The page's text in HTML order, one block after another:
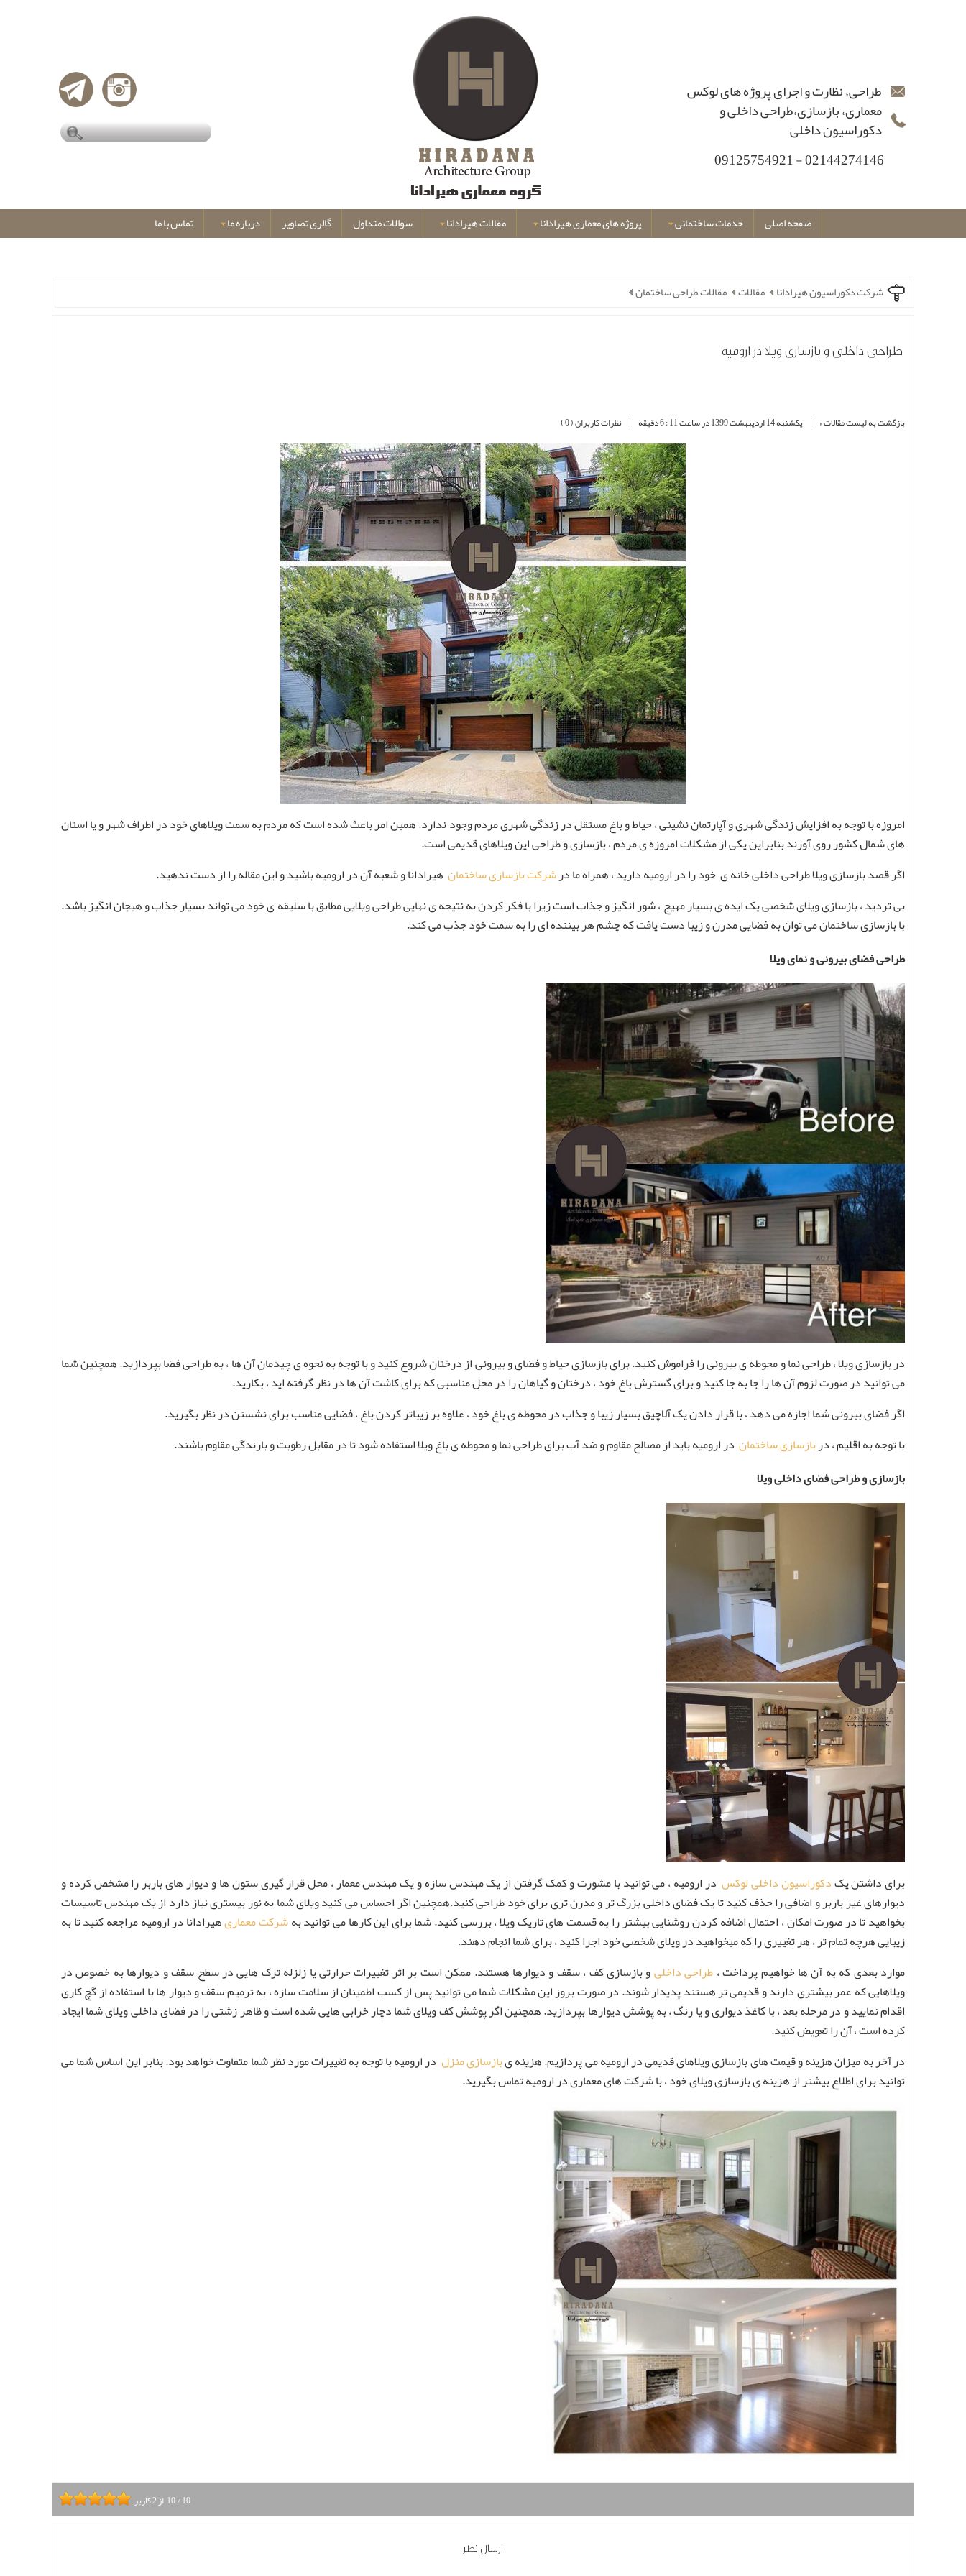
طراحی، نظارت و اجرای پروژه های لوکس
معماری، بازسازی،طراحی داخلی و
دکوراسیون داخلی
02144274146 - 09125754921
صفحه اصلی خدمات ساختمانی پروژه های معماری هیرادانا مقالات هیرادانا سوالات متداول گالری تصاویر درباره ما تماس با ما
شرکت دکوراسیون هیرادانا مقالات مقالات طراحی ساختمان
طراحی داخلی و بازسازی ویلا در ارومیه
بازگشت به لیست مقالات » | یکشنبه 14 ارديبهشت 1399 در ساعت 11 : 6 دقیقه | نظرات کاربران ( 0 )
امروزه با توجه به افزایش زندگی شهری و آپارتمان نشینی ، حیاط و باغ مستقل در زندگی شهری مردم وجود ندارد. همین امر باعث شده است که مردم به سمت ویلاهای خود در اطراف شهر و یا استان
های شمال کشور روی آورند بنابراین یکی از مشکلات امروزه ی مردم ، بازسازی و طراحی این ویلاهای قدیمی است.
اگر قصد بازسازی ویلا طراحی داخلی خانه ی خود را در ارومیه دارید ، همراه ما درشرکت بازسازی ساختمانهیرادانا و شعبه آن در ارومیه باشید و این مقاله را از دست ندهید.
بی تردید ، بازسازی ویلای شخصی یک ایده ی بسیار مهیج ، شور انگیز و جذاب است زیرا با فکر کردن به نتیجه ی نهایی طراحی ویلایی مطابق با سلیقه ی خود می تواند بسیار جذاب و هیجان انگیز باشد.
با بازسازی ساختمان می توان به فضایی مدرن و زیبا دست یافت که چشم هر بیننده ای را به سمت خود جذب می کند.
طراحی فضای بیرونی و نمای ویلا
در بازسازی ویلا ، طراحی نما و محوطه ی بیرونی را فراموش کنید. برای بازسازی حیاط و فضای و بیرونی از درختان شروع کنید و با توجه به نحوه ی چیدمان آن ها ، به طراحی فضا بپردازید. همچنین شما
می توانید در صورت لزوم آن ها را جا به جا کنید و برای گسترش باغ خود ، درختان و گیاهان را در محل مناسبی که برای کاشت آن ها در نظر گرفته اید ، بکارید.
اگر فضای بیرونی شما اجازه می دهد ، با قرار دادن یک آلاچیق بسیار زیبا و جذاب در محوطه ی باغ خود ، علاوه بر زیباتر کردن باغ ، فضایی مناسب برای نشستن در نظر بگیرید.
با توجه به اقلیم ، دربازسازی ساختماندر ارومیه باید از مصالح مقاوم و ضد آب برای طراحی نما و محوطه ی باغ ویلا استفاده شود تا در مقابل رطوبت و بارندگی مقاوم باشند.
بازسازی و طراحی فضای داخلی ویلا
برای داشتن یکدکوراسیون داخلی لوکسدر ارومیه ، می توانید با مشورت و کمک گرفتن از یک مهندس سازه و یک مهندس معمار ، محل قرار گیری ستون ها و دیوار های باربر را مشخص کرده و
دیوارهای غیر باربر و اضافی را حذف کنید تا یک فضای داخلی بزرگ تر و مدرن تری برای خود طراحی کنید.همچنین اگر احساس می کنید ویلای شما به نور بیستری نیاز دارد از یک مهندس تاسیسات
بخواهید تا در صورت امکان ، احتمال اضافه کردن روشنایی بیشتر را به قسمت های تاریک ویلا ، بررسی کنید. شما برای این کارها می توانید بهشرکت معماریهیرادانا در ارومیه مراجعه کنید تا به
زیبایی هرچه تمام تر ، هر تغییری را که میخواهید در ویلای شخصی خود اجرا کنید ، برای شما انجام دهند.
موارد بعدی که به آن ها خواهیم پرداخت ،طراحی داخلیو بازسازی کف ، سقف و دیوارها هستند. ممکن است بر اثر تغییرات حرارتی یا زلزله ترک هایی در سطح سقف و دیوارها به خصوص در
ویلاهایی که عمر بیشتری دارند و قدیمی تر هستند پدیدار شوند. در صورت بروز این مشکلات شما می توانید پس از کسب اطمینان از سلامت سازه ، به ترمیم سقف و دیوار ها با استفاده از گچ کاری
اقدام نمایید و در مرحله بعد ، با کاغذ دیواری و یا رنگ ، به پوشش دیوارها بپردازید. همچنین اگر پوشش کف ویلای شما دچار خرابی هایی شده است و ظاهر زشتی را در فضای داخلی ویلای شما ایجاد
کرده است ، آن را تعویض کنید.
در آخر به میزان هزینه و قیمت های بازسازی ویلاهای قدیمی در ارومیه می پردازیم. هزینه یبازسازی منزل در ارومیه با توجه به تغییرات مورد نظر شما متفاوت خواهد بود. بنابر این اساس شما می
توانید برای اطلاع بیشتر از هزینه ی بازسازی ویلای خود ، با شرکت های معماری در ارومیه تماس بگیرید.
10/10 از2کاربر
ارسال نظر